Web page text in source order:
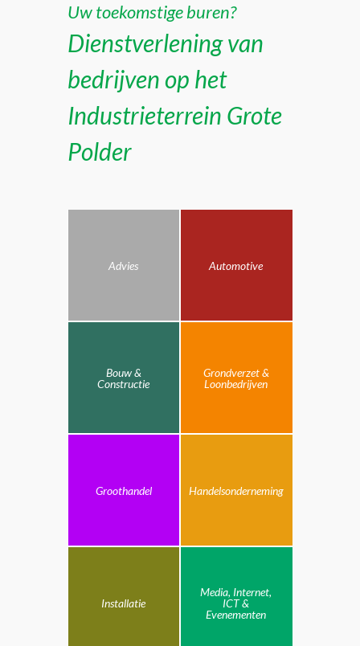
Uw toekomstige buren?
Dienstverlening van
bedrijven op het
Industrieterrein Grote
Polder
Advies Automotive
Bouw &
Constructie
Grondverzet &
Loonbedrijven
Groothandel Handelsonderneming
Installatie
Media, Internet,
ICT &
Evenementen